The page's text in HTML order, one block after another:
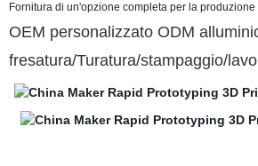
Fornitura di un'opzione completa per la produzione
OEM personalizzato ODM
fresatura/Turatura/stampaggio/